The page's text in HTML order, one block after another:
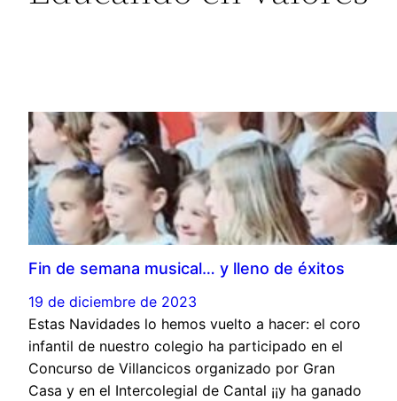
Fin de semana musical… y lleno de éxitos
19 de diciembre de 2023
Estas Navidades lo hemos vuelto a hacer: el coro
infantil de nuestro colegio ha participado en el
Concurso de Villancicos organizado por Gran
Casa y en el Intercolegial de Cantal ¡¡y ha ganado